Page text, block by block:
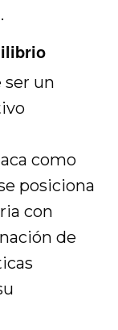
ser un
como
posiciona
con
de